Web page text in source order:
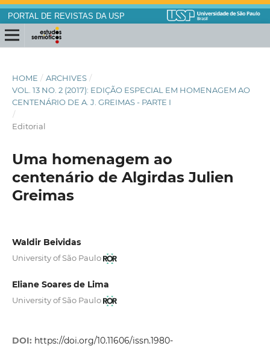
PORTAL DE REVISTAS DA USP
HOME / ARCHIVES /
VOL. 13 NO. 2 (2017): EDIÇÃO ESPECIAL EM HOMENAGEM AO
CENTENÁRIO DE A. J. GREIMAS - PARTE I
/
Editorial
Uma homenagem ao
centenário de Algirdas Julien
Greimas
Waldir Beividas
University of São Paulo
Eliane Soares de Lima
University of São Paulo
DOI: https://doi.org/10.11606/issn.1980-